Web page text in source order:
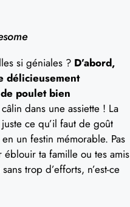
si géniales ? D’abord,
délicieusement
poulet bien
dans une assiette ! La
ce qu’il faut de goût
un festin mémorable. Pas
ta famille ou tes amis
trop d’efforts, n’est-ce